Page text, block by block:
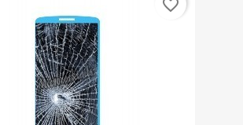
favorite_border